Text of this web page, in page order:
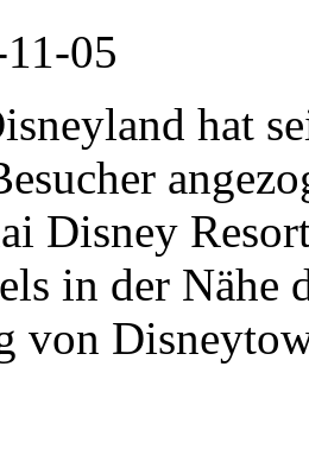
05
hat
Disney
in der Nähe
von